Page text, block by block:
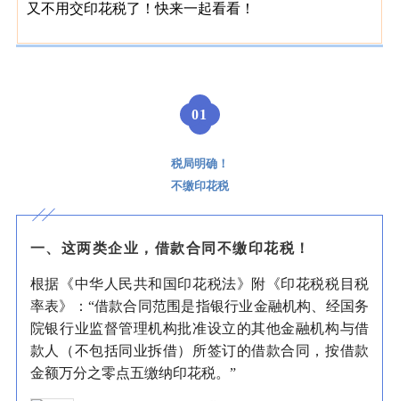
又不用交印花税了！快来一起看看！
01
税局明确！
不缴印花税
一、这两类企业，借款合同不缴印花税！
根据《中华人民共和国印花税法》附《印花税税目税
率表》：“借款合同范围是指银行业金融机构、经国务
院银行业监督管理机构批准设立的其他金融机构与借
款人（不包括同业拆借）所签订的借款合同，按借款
金额万分之零点五缴纳印花税。”